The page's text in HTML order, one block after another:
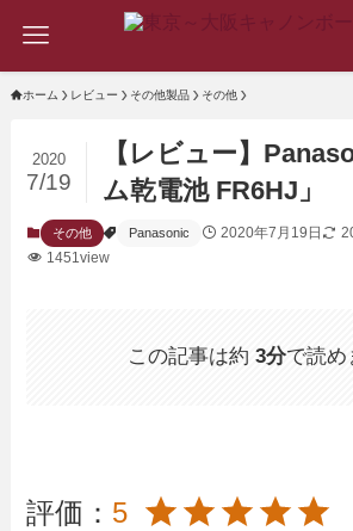
ホーム レビュー その他製品 その他
【レビュー】
ム乾電池 FR6HJ」
2020
7/19
その他 Panasonic 2020年7月19日
1451view
この記事は約 3分で読め
評価： 5